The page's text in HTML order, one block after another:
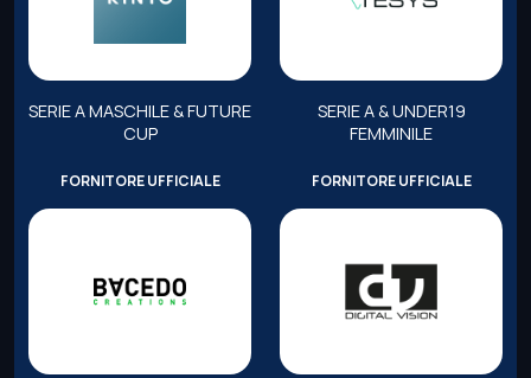
SERIE A MASCHILE & FUTURE
CUP
SERIE A & UNDER19
FEMMINILE
FORNITORE UFFICIALE FORNITORE UFFICIALE